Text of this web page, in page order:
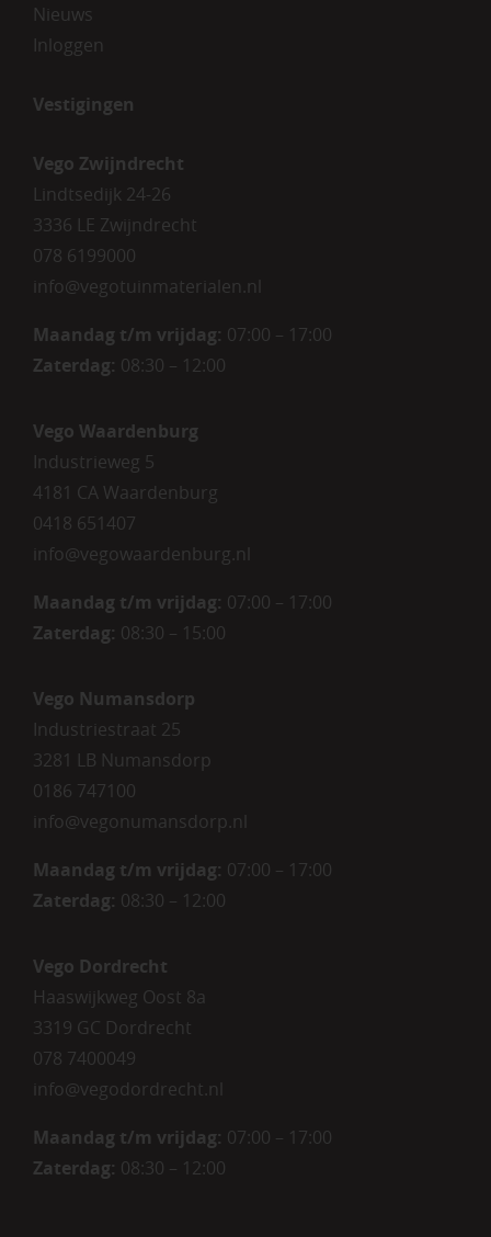
Nieuws
Inloggen
Vestigingen
Vego Zwijndrecht
Lindtsedijk 24-26
3336 LE Zwijndrecht
078 6199000
info@vegotuinmaterialen.nl
Maandag t/m vrijdag: 07:00 – 17:00
Zaterdag: 08:30 – 12:00
Vego Waardenburg
Industrieweg 5
4181 CA Waardenburg
0418 651407
info@vegowaardenburg.nl
Maandag t/m vrijdag: 07:00 – 17:00
Zaterdag: 08:30 – 15:00
Vego Numansdorp
Industriestraat 25
3281 LB Numansdorp
0186 747100
info@vegonumansdorp.nl
Maandag t/m vrijdag: 07:00 – 17:00
Zaterdag: 08:30 – 12:00
Vego Dordrecht
Haaswijkweg Oost 8a
3319 GC Dordrecht
078 7400049
info@vegodordrecht.nl
Maandag t/m vrijdag: 07:00 – 17:00
Zaterdag: 08:30 – 12:00